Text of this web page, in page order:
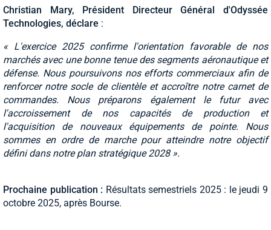
Christian Mary, Président Directeur Général d'Odyssée
Technologies, déclare :
« L'exercice 2025 confirme l'orientation favorable de nos
marchés avec une bonne tenue des segments aéronautique et
défense. Nous poursuivons nos efforts commerciaux afin de
renforcer notre socle de clientèle et accroître notre carnet de
commandes. Nous préparons également le futur avec
l'accroissement de nos capacités de production et
l'acquisition de nouveaux équipements de pointe. Nous
sommes en ordre de marche pour atteindre notre objectif
défini dans notre plan stratégique 2028 ».
Prochaine publication : Résultats semestriels 2025 : le jeudi 9
octobre 2025, après Bourse.